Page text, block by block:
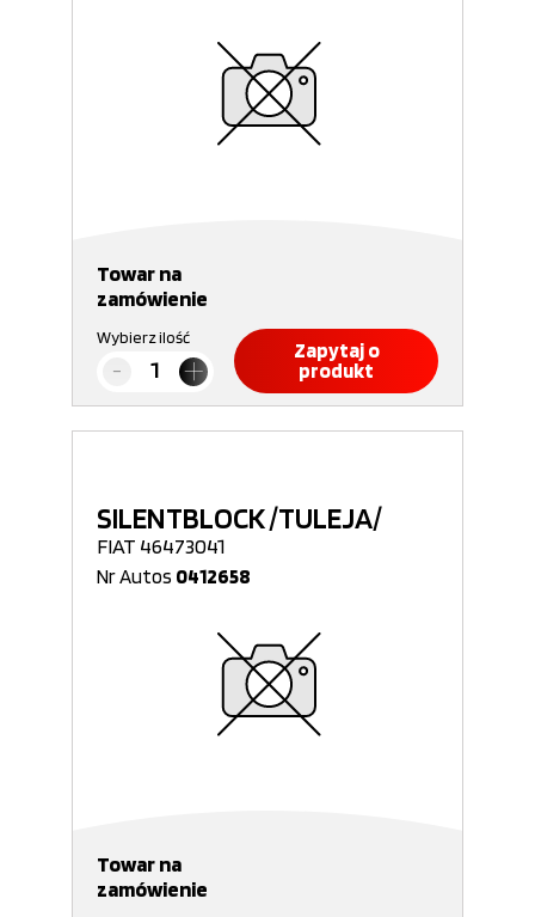
Towar na
zamówienie
Wybierz ilość
Zapytaj o
produkt
SILENTBLOCK /TULEJA/
FIAT 46473041
Nr Autos 0412658
Towar na
zamówienie